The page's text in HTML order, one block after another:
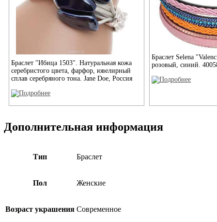
Браслет "Ибица 1503". Натуральная кожа
серебристого цвета, фарфор, ювелирный
сплав серебряного тона. Jane Doe, Россия
Браслет Selena
розовый, синий.
Дополнительная информация
Тип Браслет
Пол Женские
Возраст украшения Современное